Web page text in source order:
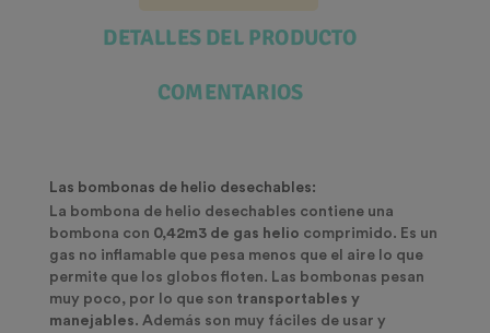
DETALLES DEL PRODUCTO
COMENTARIOS
Las bombonas de helio desechables:
La bombona de helio desechables contiene una
bombona con 0,42m3 de gas helio comprimido. Es un
gas no inflamable que pesa menos que el aire lo que
permite que los globos floten. Las bombonas pesan
muy poco, por lo que son transportables y
manejables. Además son muy fáciles de usar y